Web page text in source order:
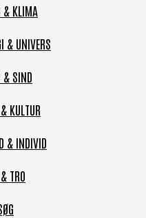
& KLIMA
& UNIVERS
& SIND
KULTUR
& INDIVID
TRO